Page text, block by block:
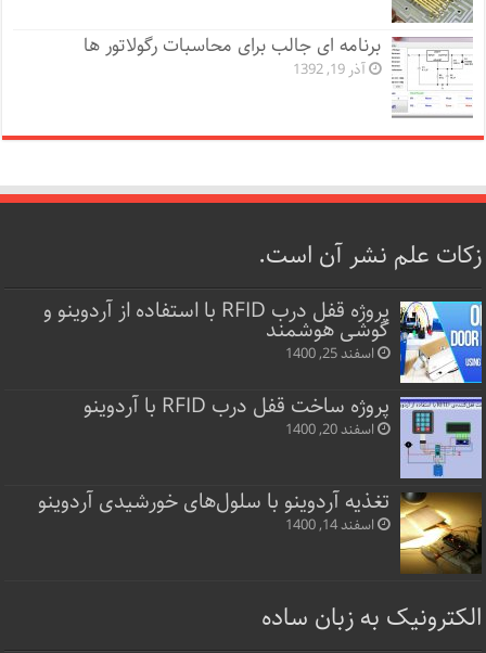
برنامه ای جالب برای محاسبات رگولاتور ها
آذر 19, 1392
زکات علم نشر آن است.
پروژه قفل‌ درب RFID با استفاده از آردوینو و
گوشی هوشمند
اسفند 25, 1400
پروژه ساخت قفل‌ درب RFID با آردوینو
اسفند 20, 1400
تغذیه آردوینو با سلول‌های خورشیدی آردوینو
اسفند 14, 1400
الکترونیک به زبان ساده